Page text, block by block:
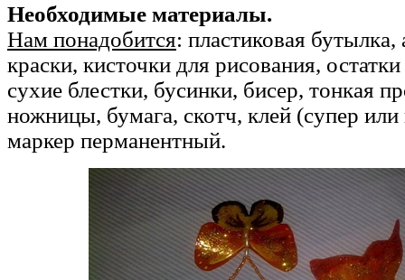
Необходимые материалы.
Нам понадобится: пластиковая
краски, кисточки для рисования,
сухие блестки, бусинки, бисер, тонкая
ножницы, бумага, скотч, клей (супер или
маркер перманентный.